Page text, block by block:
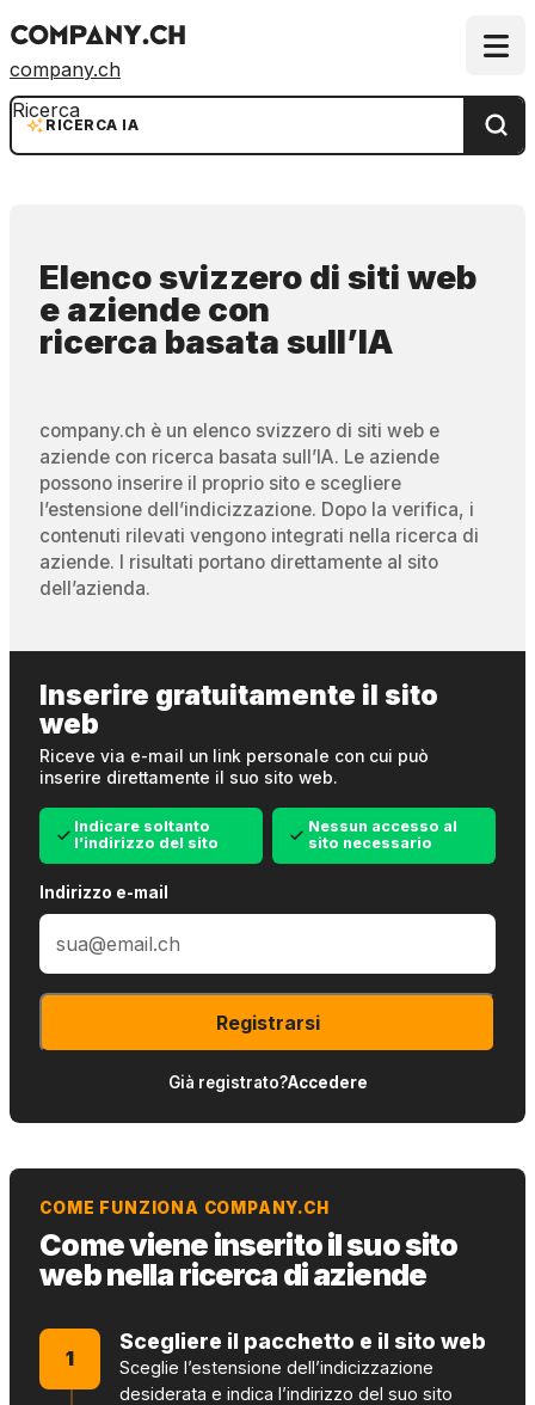
company.ch
RICERCA IA
Ricerca
Elenco svizzero di siti web
e aziende con
ricerca basata sull’IA
company.ch è un elenco svizzero di siti web e
aziende con ricerca basata sull’IA. Le aziende
possono inserire il proprio sito e scegliere
l’estensione dell’indicizzazione. Dopo la verifica, i
contenuti rilevati vengono integrati nella ricerca di
aziende. I risultati portano direttamente al sito
dell’azienda.
Inserire gratuitamente il sito
web
Riceve via e-mail un link personale con cui può
inserire direttamente il suo sito web.
Indicare soltanto
l’indirizzo del sito
Nessun accesso al
sito necessario
Indirizzo e-mail
Registrarsi
Già registrato?Accedere
COME FUNZIONA COMPANY.CH
Come viene inserito il suo sito
web nella ricerca di aziende
1
Scegliere il pacchetto e il sito web
Sceglie l’estensione dell’indicizzazione
desiderata e indica l’indirizzo del suo sito